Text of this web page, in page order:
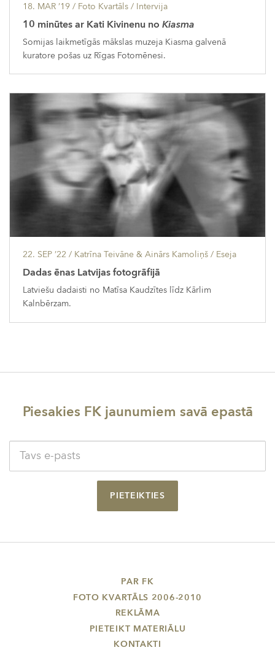
18. MAR ’19 / Foto Kvartāls / Intervija
10 minūtes ar Kati Kivinenu no Kiasma
Somijas laikmetīgās mākslas muzeja Kiasma galvenā
kuratore pošas uz Rīgas Fotomēnesi.
22. SEP ’22 / Katrīna Teivāne & Ainārs Kamoliņš / Eseja
Dadas ēnas Latvijas fotogrāfijā
Latviešu dadaisti no Matīsa Kaudzītes līdz Kārlim
Kalnbērzam.
Piesakies FK jaunumiem savā epastā
PIETEIKTIES
PAR FK
FOTO KVARTĀLS 2006-2010
REKLĀMA
PIETEIKT MATERIĀLU
KONTAKTI